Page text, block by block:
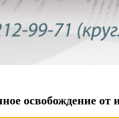
освобождение от